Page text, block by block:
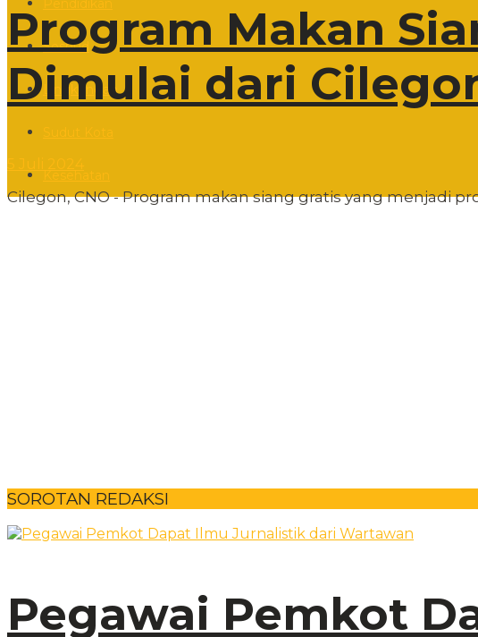
Sosbud
Lingkungan
Program Makan
Dimulai dari
Cilegon, CNO - Program makan siang gratis yang menjadi
SOROTAN REDAKSI
Pegawai Pemkot